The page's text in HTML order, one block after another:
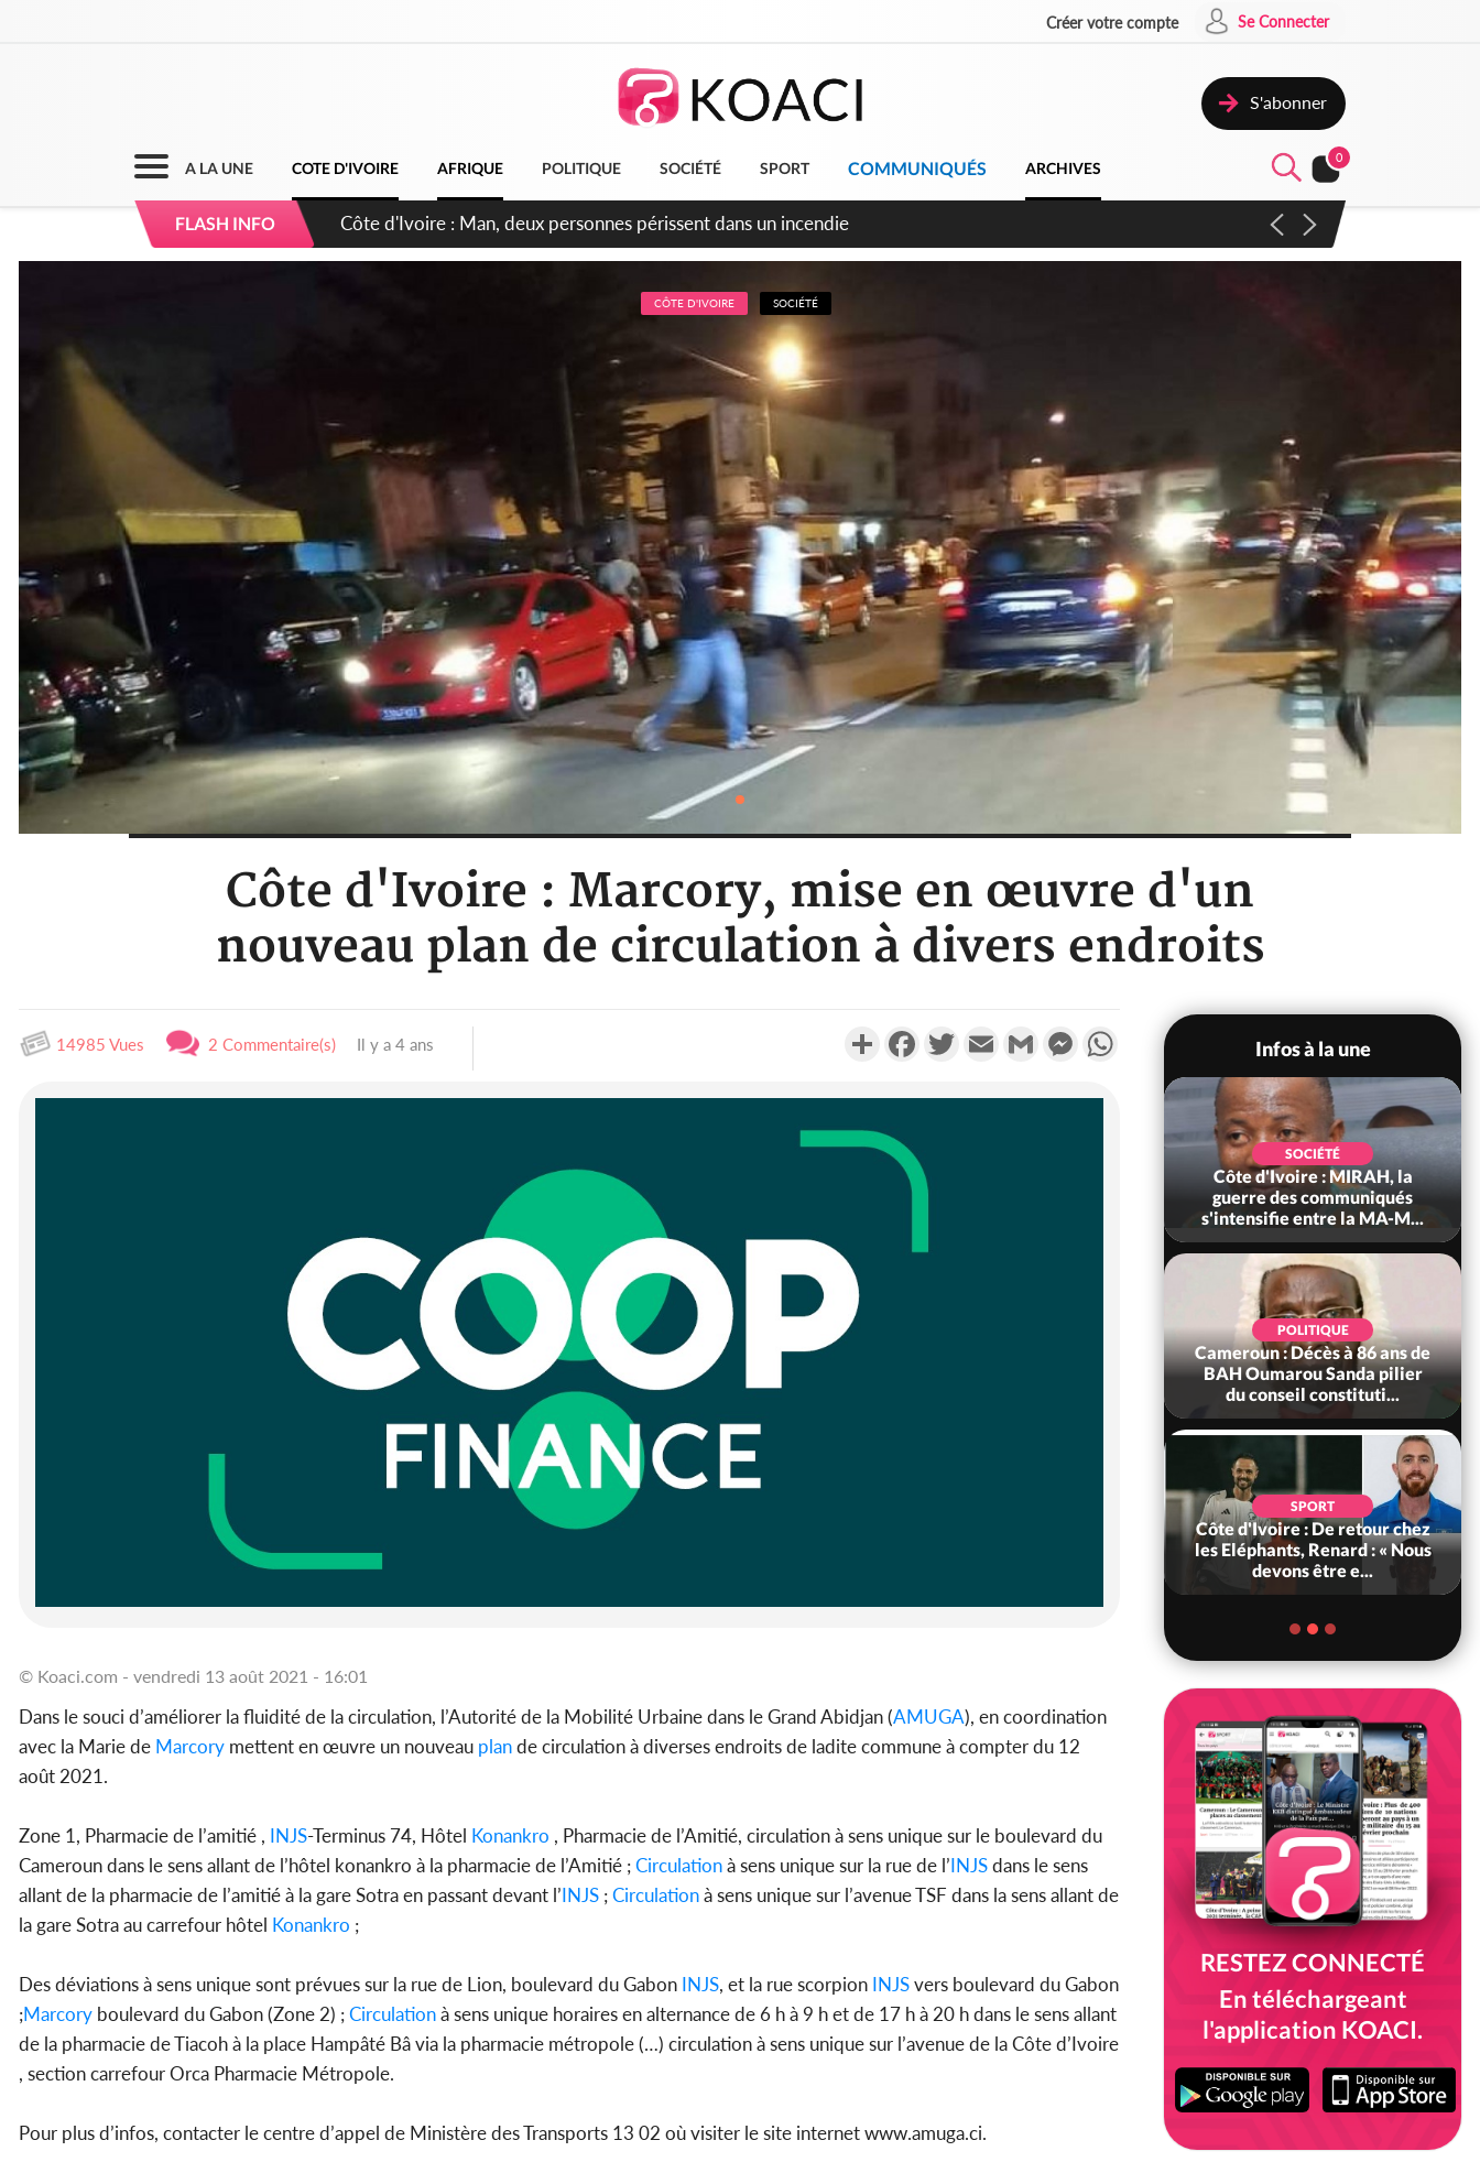
Créer votre compte Se Connecter
S'abonner
A LA UNE COTE D'IVOIRE AFRIQUE POLITIQUE SOCIÉTÉ SPORT COMMUNIQUÉS ARCHIVES
0
FLASH INFO
Côte d'Ivoire : Séileu, la célébration de la fête nationale transformée en vaste campagne contre les produits
dépigmentants dangereux
CÔTE D'IVOIRE SOCIÉTÉ
Côte d'Ivoire : Marcory, mise en œuvre d'un
nouveau plan de circulation à divers endroits
14985 Vues 2 Commentaire(s) Il y a 4 ans PartagerFacebookTwitterEmail Gmail MessengerWhatsApp
© Koaci.com - vendredi 13 août 2021 - 16:01
Dans le souci d’améliorer la fluidité de la circulation, l’Autorité de la Mobilité Urbaine dans le Grand Abidjan (AMUGA), en coordination
avec la Marie de Marcory mettent en œuvre un nouveau plande circulation à diverses endroits de ladite commune à compter du 12
août 2021.
Zone 1, Pharmacie de l’amitié , INJS-Terminus 74, Hôtel Konankro , Pharmacie de l’Amitié, circulation à sens unique sur le boulevard du
Cameroun dans le sens allant de l’hôtel konankro à la pharmacie de l’Amitié ;Circulationà sens unique sur la rue de l’INJSdans le sens
allant de la pharmacie de l’amitié à la gare Sotra en passant devant l’INJS ;Circulationà sens unique sur l’avenue TSF dans la sens allant de
la gare Sotra au carrefour hôtel Konankro ;
Des déviations à sens unique sont prévues sur la rue de Lion, boulevard du Gabon INJS, et la rue scorpion INJSvers boulevard du Gabon
;Marcory boulevard du Gabon (Zone 2) ;Circulationà sens unique horaires en alternance de 6 h à 9 h et de 17 h à 20 h dans le sens allant
de la pharmacie de Tiacoh à la place Hampâté Bâ via la pharmacie métropole (…) circulation à sens unique sur l’avenue de la Côte d’Ivoire
, section carrefour Orca Pharmacie Métropole.
Pour plus d’infos, contacter le centre d’appel de Ministère des Transports 13 02 où visiter le site internet www.amuga.ci.
Infos à la une
Côte d'Ivoire : Man, deux
personnes périssent dans un
SOCIÉTÉ
Côte d'Ivoire : MIRAH, la
guerre des communiqués
s'intensifie entre la MA-M...
POLITIQUE
Cameroun : Décès à 86 ans de
BAH Oumarou Sanda pilier
du conseil constituti...
SPORT
Côte d'Ivoire : De retour chez
les Eléphants, Renard : « Nous
devons être e...
RESTEZ CONNECTÉ
En téléchargeant
l'application KOACI.